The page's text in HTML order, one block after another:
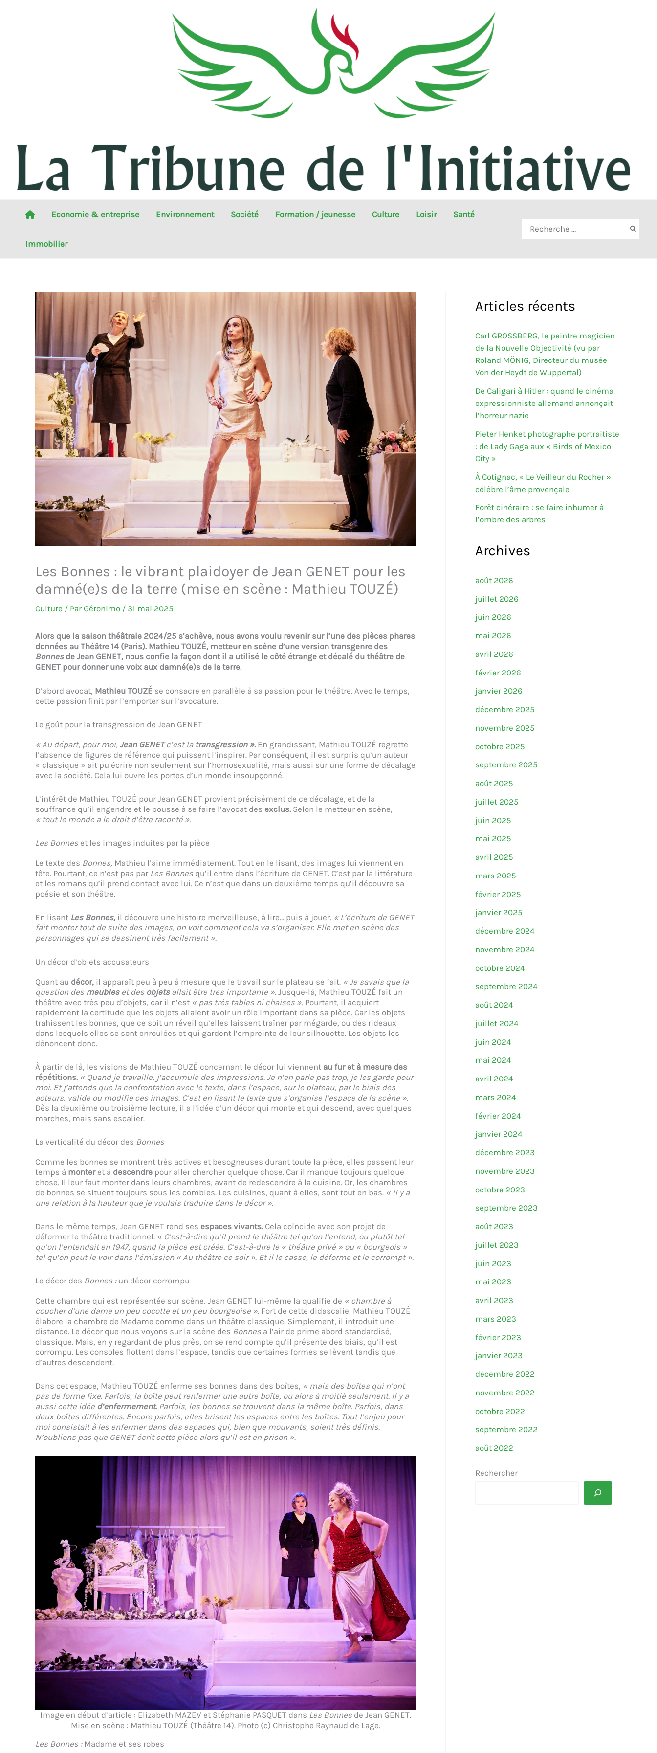
Economie & entreprise Environnement Société Formation / jeunesse Culture Loisir Santé
Immobilier
Les Bonnes : le vibrant plaidoyer de Jean GENET pour les
damné(e)s de la terre (mise en scène : Mathieu TOUZÉ)
Culture / Par Géronimo / 31 mai 2025
Alors que la saison théâtrale 2024/25 s’achève, nous avons voulu revenir sur l’une des pièces phares
données au Théâtre 14 (Paris). Mathieu TOUZÉ, metteur en scène d’une version transgenre des
Bonnesde Jean GENET, nous confie la façon dont il a utilisé le côté étrange et décalé du théâtre de
GENET pour donner une voix aux damné(e)s de la terre.
D’abord avocat, Mathieu TOUZÉ se consacre en parallèle à sa passion pour le théâtre. Avec le temps,
cette passion finit par l’emporter sur l’avocature.
Le goût pour la transgression de Jean GENET
« Au départ, pour moi, Jean GENETc’est la transgression ».En grandissant, Mathieu TOUZÉ regrette
l’absence de figures de référence qui puissent l’inspirer. Par conséquent, il est surpris qu’un auteur
« classique » ait pu écrire non seulement sur l’homosexualité, mais aussi sur une forme de décalage
avec la société. Cela lui ouvre les portes d’un monde insoupçonné.
L’intérêt de Mathieu TOUZÉ pour Jean GENET provient précisément de ce décalage, et de la
souffrance qu’il engendre et le pousse à se faire l’avocat des exclus. Selon le metteur en scène,
« tout le monde a le droit d’être raconté ».
Les Bonnes et les images induites par la pièce
Le texte des Bonnes, Mathieu l’aime immédiatement. Tout en le lisant, des images lui viennent en
tête. Pourtant, ce n’est pas par Les Bonnes qu’il entre dans l’écriture de GENET. C’est par la littérature
et les romans qu’il prend contact avec lui. Ce n’est que dans un deuxième temps qu’il découvre sa
poésie et son théâtre.
En lisant Les Bonnes, il découvre une histoire merveilleuse, à lire… puis à jouer. « L’écriture de GENET
fait monter tout de suite des images, on voit comment cela va s’organiser. Elle met en scène des
personnages qui se dessinent très facilement ».
Un décor d’objets accusateurs
Quant au décor, il apparaît peu à peu à mesure que le travail sur le plateau se fait. « Je savais que la
question des meubleset des objetsallait être très importante ». Jusque-là, Mathieu TOUZÉ fait un
théâtre avec très peu d’objets, car il n’est « pas très tables ni chaises ». Pourtant, il acquiert
rapidement la certitude que les objets allaient avoir un rôle important dans sa pièce. Car les objets
trahissent les bonnes, que ce soit un réveil qu’elles laissent traîner par mégarde, ou des rideaux
dans lesquels elles se sont enroulées et qui gardent l’empreinte de leur silhouette. Les objets les
dénoncent donc.
À partir de là, les visions de Mathieu TOUZÉ concernant le décor lui viennent au fur et à mesure des
répétitions. « Quand je travaille, j’accumule des impressions. Je n’en parle pas trop, je les garde pour
moi. Et j’attends que la confrontation avec le texte, dans l’espace, sur le plateau, par le biais des
acteurs, valide ou modifie ces images. C’est en lisant le texte que s’organise l’espace de la scène ».
Dès la deuxième ou troisième lecture, il a l’idée d’un décor qui monte et qui descend, avec quelques
marches, mais sans escalier.
La verticalité du décor des Bonnes
Comme les bonnes se montrent très actives et besogneuses durant toute la pièce, elles passent leur
temps à monteret à descendre pour aller chercher quelque chose. Car il manque toujours quelque
chose. Il leur faut monter dans leurs chambres, avant de redescendre à la cuisine. Or, les chambres
de bonnes se situent toujours sous les combles. Les cuisines, quant à elles, sont tout en bas. « Il y a
une relation à la hauteur que je voulais traduire dans le décor ».
Dans le même temps, Jean GENET rend ses espaces vivants. Cela coïncide avec son projet de
déformer le théâtre traditionnel. « C’est-à-dire qu’il prend le théâtre tel qu’on l’entend, ou plutôt tel
qu’on l’entendait en 1947, quand la pièce est créée. C’est-à-dire le « théâtre privé » ou « bourgeois »
tel qu’on peut le voir dans l’émission « Au théâtre ce soir ». Et il le casse, le déforme et le corrompt ».
Le décor des Bonnes :un décor corrompu
Cette chambre qui est représentée sur scène, Jean GENET lui-même la qualifie de « chambre à
coucher d’une dame un peu cocotte et un peu bourgeoise ». Fort de cette didascalie, Mathieu TOUZÉ
élabore la chambre de Madame comme dans un théâtre classique. Simplement, il introduit une
distance. Le décor que nous voyons sur la scène des Bonnes a l’air de prime abord standardisé,
classique. Mais, en y regardant de plus près, on se rend compte qu’il présente des biais, qu’il est
corrompu. Les consoles flottent dans l’espace, tandis que certaines formes se lèvent tandis que
d’autres descendent.
Dans cet espace, Mathieu TOUZÉ enferme ses bonnes dans des boîtes, « mais des boîtes qui n’ont
pas de forme fixe. Parfois, la boîte peut renfermer une autre boîte, ou alors à moitié seulement. Il y a
aussi cette idée d’enfermement.Parfois, les bonnes se trouvent dans la même boîte. Parfois, dans
deux boîtes différentes. Encore parfois, elles brisent les espaces entre les boîtes. Tout l’enjeu pour
moi consistait à les enfermer dans des espaces qui, bien que mouvants, soient très définis.
N’oublions pas que GENET écrit cette pièce alors qu’il est en prison ».
Image en début d’article : Elizabeth MAZEV et Stéphanie PASQUET dans Les Bonnes de Jean GENET.
Mise en scène : Mathieu TOUZÉ (Théâtre 14). Photo (c) Christophe Raynaud de Lage.
Les Bonnes :Madame et ses robes
Articles récents
Carl GROSSBERG, le peintre magicien
de la Nouvelle Objectivité (vu par
Roland MÖNIG, Directeur du musée
Von der Heydt de Wuppertal)
De Caligari à Hitler : quand le cinéma
expressionniste allemand annonçait
l’horreur nazie
Pieter Henket photographe portraitiste
: de Lady Gaga aux « Birds of Mexico
City »
À Cotignac, « Le Veilleur du Rocher »
célèbre l’âme provençale
Forêt cinéraire : se faire inhumer à
l’ombre des arbres
Archives
août 2026
juillet 2026
juin 2026
mai 2026
avril 2026
février 2026
janvier 2026
décembre 2025
novembre 2025
octobre 2025
septembre 2025
août 2025
juillet 2025
juin 2025
mai 2025
avril 2025
mars 2025
février 2025
janvier 2025
décembre 2024
novembre 2024
octobre 2024
septembre 2024
août 2024
juillet 2024
juin 2024
mai 2024
avril 2024
mars 2024
février 2024
janvier 2024
décembre 2023
novembre 2023
octobre 2023
septembre 2023
août 2023
juillet 2023
juin 2023
mai 2023
avril 2023
mars 2023
février 2023
janvier 2023
décembre 2022
novembre 2022
octobre 2022
septembre 2022
août 2022
Rechercher